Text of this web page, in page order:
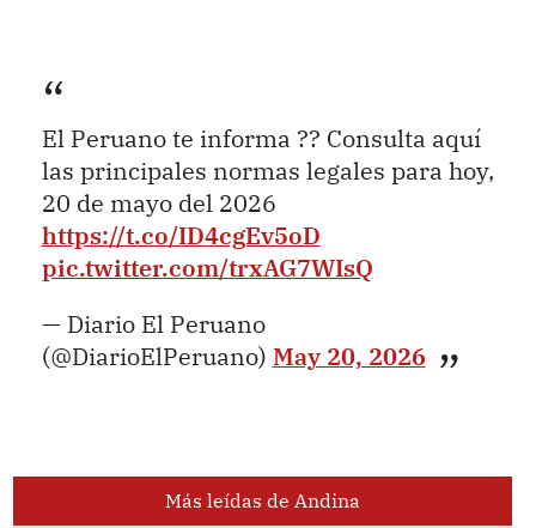
El Peruano te informa ?? Consulta aquí
las principales normas legales para hoy,
20 de mayo del 2026
https://t.co/ID4cgEv5oD
pic.twitter.com/trxAG7WIsQ
— Diario El Peruano
(@DiarioElPeruano) May 20, 2026
Más leídas de Andina